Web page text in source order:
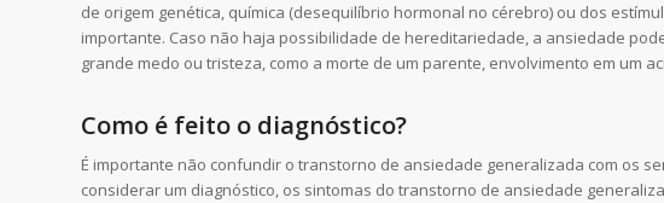
de origem genética, química (desequilíbrio hormonal no cérebro) ou dos
importante. Caso não haja possibilidade de hereditariedade, a ansiedade
grande medo ou tristeza, como a morte de um parente, envolvimento em um
Como é feito o diagnóstico?
É importante não confundir o transtorno de ansiedade generalizada com os
considerar um diagnóstico, os sintomas do transtorno de ansiedade